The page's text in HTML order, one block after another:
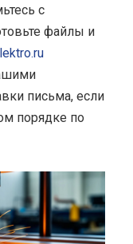
с
файлы и
письма, если
порядке по